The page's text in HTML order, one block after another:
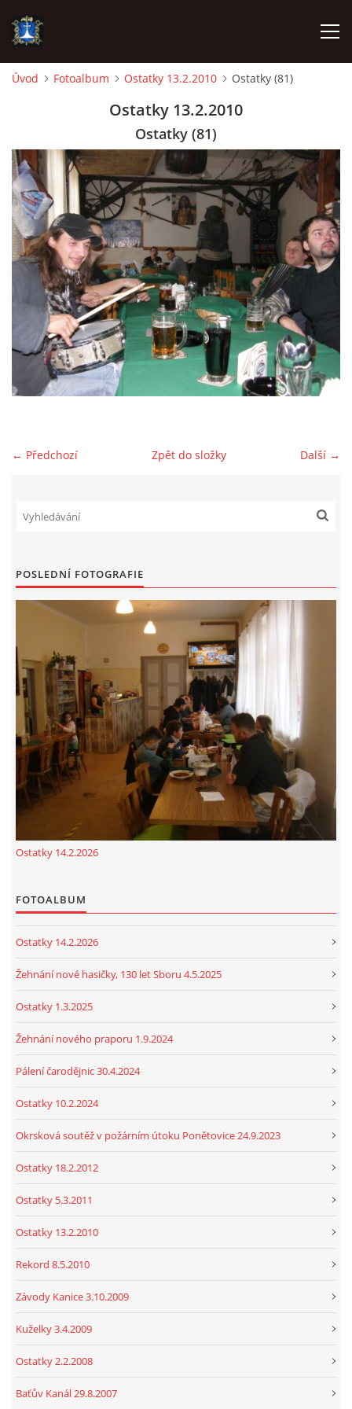
VÝJEZDY
INFORMACE JEDNOTKY »
TECHNIKA
OZNAČENÍ HASIČSKÉ TECHNIKY
HYDRANTY
PRO ČLENY (ZAMČENO)
KONTAKT
SDH Prace
PRACE
Vinohrádky 373
737361186 , 732851414
cenekji@seznam.cz
© 2026 eStránky.cz | RSS|Tisk| Nahoru ↑
Úvod Fotoalbum Ostatky 13.2.2010 Ostatky (81)
Ostatky 13.2.2010
Ostatky (81)
← Předchozí Další →
Zpět do složky
POSLEDNÍ FOTOGRAFIE
Ostatky 14.2.2026
FOTOALBUM
Ostatky 14.2.2026
Žehnání nové hasičky, 130 let Sboru 4.5.2025
Ostatky 1.3.2025
Žehnání nového praporu 1.9.2024
Pálení čarodějnic 30.4.2024
Ostatky 10.2.2024
Okrsková soutěž v požárním útoku Ponětovice 24.9.2023
Ostatky 18.2.2012
Ostatky 5.3.2011
Ostatky 13.2.2010
Rekord 8.5.2010
Závody Kanice 3.10.2009
Kuželky 3.4.2009
Ostatky 2.2.2008
Baťův Kanál 29.8.2007